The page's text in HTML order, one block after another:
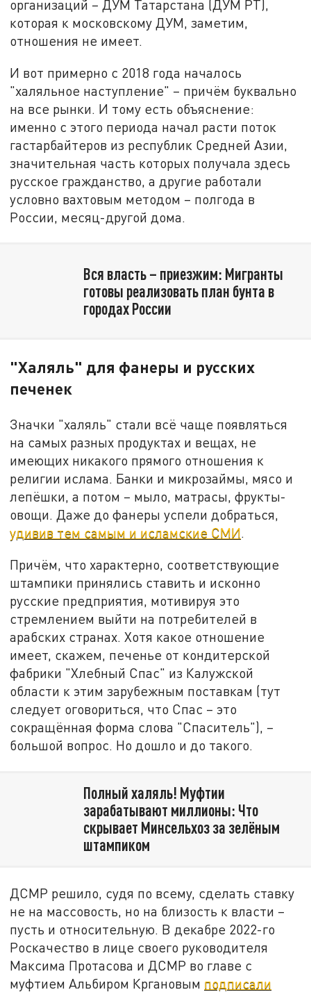
организаций – ДУМ Татарстана (ДУМ РТ),
которая к московскому ДУМ, заметим,
отношения не имеет.
И вот примерно с 2018 года началось
"халяльное наступление" – причём буквально
на все рынки. И тому есть объяснение:
именно с этого периода начал расти поток
гастарбайтеров из республик Средней Азии,
значительная часть которых получала здесь
русское гражданство, а другие работали
условно вахтовым методом – полгода в
России, месяц-другой дома.
Вся власть – приезжим: Мигранты
готовы реализовать план бунта в
городах России
"Халяль" для фанеры и русских
печенек
Значки "халяль" стали всё чаще появляться
на самых разных продуктах и вещах, не
имеющих никакого прямого отношения к
религии ислама. Банки и микрозаймы, мясо и
лепёшки, а потом – мыло, матрасы, фрукты-
овощи. Даже до фанеры успели добраться,
удивив тем самым и исламские СМИ.
Причём, что характерно, соответствующие
штампики принялись ставить и исконно
русские предприятия, мотивируя это
стремлением выйти на потребителей в
арабских странах. Хотя какое отношение
имеет, скажем, печенье от кондитерской
фабрики "Хлебный Спас" из Калужской
области к этим зарубежным поставкам (тут
следует оговориться, что Спас – это
сокращённая форма слова "Спаситель"), –
большой вопрос. Но дошло и до такого.
Полный халяль! Муфтии
зарабатывают миллионы: Что
скрывает Минсельхоз за зелёным
штампиком
ДСМР решило, судя по всему, сделать ставку
не на массовость, но на близость к власти –
пусть и относительную. В декабре 2022-го
Роскачество в лице своего руководителя
Максима Протасова и ДСМР во главе с
муфтием Альбиром Кргановым подписали